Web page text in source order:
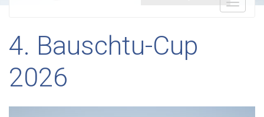
4. Bauschtu-Cup
2026